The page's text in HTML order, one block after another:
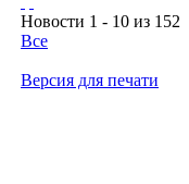
Новости 1 - 10 из 152
Все
Версия для печати